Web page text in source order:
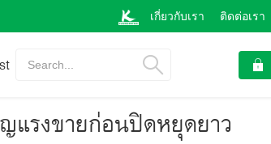
เกี่ยวกับเรา ติดต่อเรา
Search...
แรงขายก่อนปิดหยุดยาว